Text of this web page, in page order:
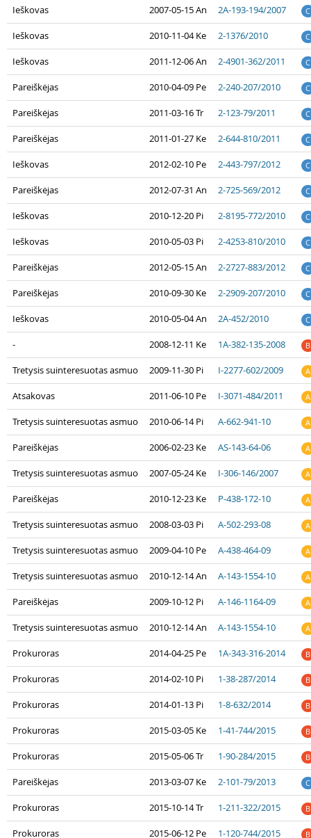
Ieškovas 2007-05-15 An 2A-193-194/2007 C
Ieškovas 2010-11-04 Ke 2-1376/2010 C
Ieškovas 2011-12-06 An 2-4901-362/2011 C
Pareiškėjas 2010-04-09 Pe 2-240-207/2010 C
Pareiškėjas 2011-03-16 Tr 2-123-79/2011 C
Pareiškėjas 2011-01-27 Ke 2-644-810/2011 C
Ieškovas 2012-02-10 Pe 2-443-797/2012 C
Pareiškėjas 2012-07-31 An 2-725-569/2012 C
Ieškovas 2010-12-20 Pi 2-8195-772/2010 C
Ieškovas 2010-05-03 Pi 2-4253-810/2010 C
Pareiškėjas 2012-05-15 An 2-2727-883/2012 C
Pareiškėjas 2010-09-30 Ke 2-2909-207/2010 C
Ieškovas 2010-05-04 An 2A-452/2010 C
- 2008-12-11 Ke 1A-382-135-2008 B
Tretysis suinteresuotas asmuo 2009-11-30 Pi I-2277-602/2009 A
Atsakovas 2011-06-10 Pe I-3071-484/2011 A
Tretysis suinteresuotas asmuo 2010-06-14 Pi A-662-941-10 A
Pareiškėjas 2006-02-23 Ke AS-143-64-06 A
Tretysis suinteresuotas asmuo 2007-05-24 Ke I-306-146/2007 A
Pareiškėjas 2010-12-23 Ke P-438-172-10 A
Tretysis suinteresuotas asmuo 2008-03-03 Pi A-502-293-08 A
Tretysis suinteresuotas asmuo 2009-04-10 Pe A-438-464-09 A
Tretysis suinteresuotas asmuo 2010-12-14 An A-143-1554-10 A
Pareiškėjas 2009-10-12 Pi A-146-1164-09 A
Tretysis suinteresuotas asmuo 2010-12-14 An A-143-1554-10 A
Prokuroras 2014-04-25 Pe 1A-343-316-2014 B
Prokuroras 2014-02-10 Pi 1-38-287/2014 B
Prokuroras 2014-01-13 Pi 1-8-632/2014 B
Prokuroras 2015-03-05 Ke 1-41-744/2015 B
Prokuroras 2015-05-06 Tr 1-90-284/2015 B
Pareiškėjas 2013-03-07 Ke 2-101-79/2013 C
Prokuroras 2015-10-14 Tr 1-211-322/2015 B
Prokuroras 2015-06-12 Pe 1-120-744/2015 B